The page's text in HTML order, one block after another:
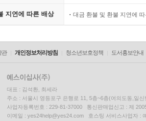
지연에 따른 배상 대금 환불 및 환불 지연에
관 개인정보처리방침 청소년보호정책 도서홍보안내
대표 : 김석환, 최세라
주소 : 서울시 영등포구 은행로 11, 5층~6층(여의도동,일신
사업자등록번호 : 229-81-37000 통신판매업신고 : 제
이메일 : yes24help@yes24.com 호스팅 서비스사업자 :